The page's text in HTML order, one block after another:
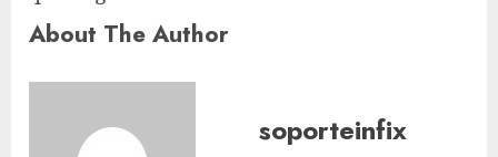
About The Author
soporteinfix